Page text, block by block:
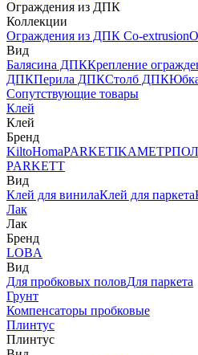
Ограждения из ДПК
Коллекции
Ограждения из ДПК Co-extrusion
Вид
Балясина ДПККрепление
ДПКПерила ДПКСтолб ДПК
Сопутствующие товары
Клей
Клей
Бренд
KiltoHomaPARKETIKA
PARKETT
Вид
Клей для винилаКлей для паркета
Лак
Лак
Бренд
LOBA
Вид
Для пробковых половДля паркета
Грунт
Компенсаторы пробковые
Плинтус
Плинтус